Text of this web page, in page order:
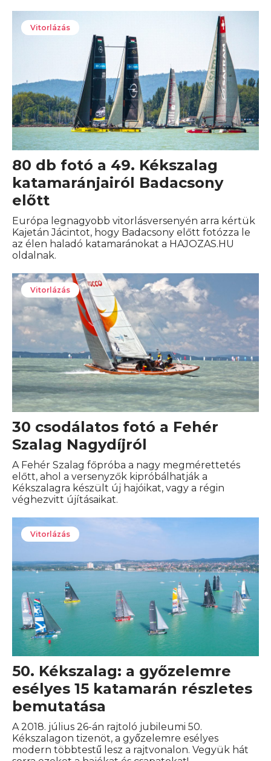
Vitorlázás
80 db fotó a 49. Kékszalag
katamaránjairól Badacsony
előtt
Európa legnagyobb vitorlásversenyén arra kértük
Kajetán Jácintot, hogy Badacsony előtt fotózza le
az élen haladó katamaránokat a HAJOZAS.HU
oldalnak.
Vitorlázás
30 csodálatos fotó a Fehér
Szalag Nagydíjról
A Fehér Szalag főpróba a nagy megmérettetés
előtt, ahol a versenyzők kipróbálhatják a
Kékszalagra készült új hajóikat, vagy a régin
véghezvitt újításaikat.
Vitorlázás
50. Kékszalag: a győzelemre
esélyes 15 katamarán részletes
bemutatása
A 2018. július 26-án rajtoló jubileumi 50.
Kékszalagon tizenöt, a győzelemre esélyes
modern többtestű lesz a rajtvonalon. Vegyük hát